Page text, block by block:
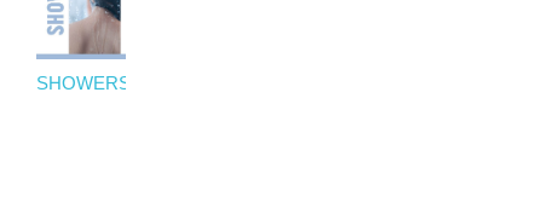
SHOWERS